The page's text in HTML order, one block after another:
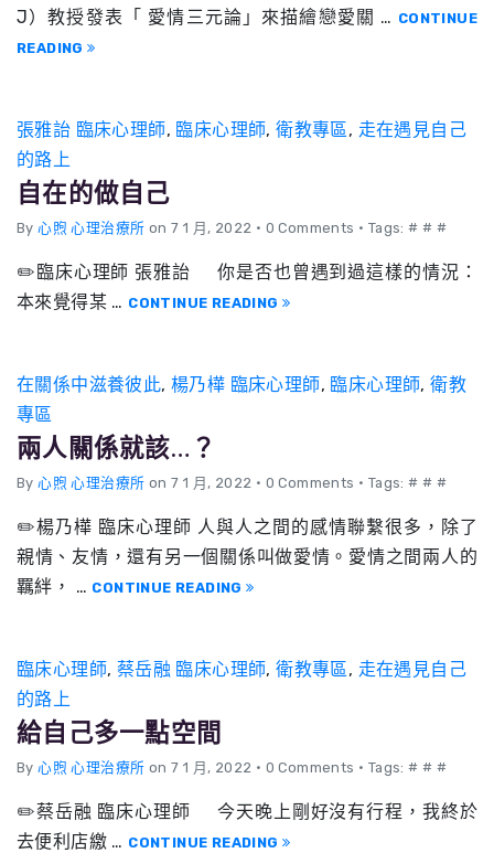
J）教授發表「 愛情三元論」來描繪戀愛關 … CONTINUE
READING
張雅詒 臨床心理師, 臨床心理師,衛教專區, 走在遇見自己
的路上
自在的做自己
By心煦 心理治療所 on 7 1 月, 2022 • 0 Comments • Tags: # # #
✏️臨床心理師 張雅詒 你是否也曾遇到過這樣的情況：
本來覺得某 … CONTINUE READING
在關係中滋養彼此,楊乃樺 臨床心理師, 臨床心理師,衛教
專區
兩人關係就該…？
By心煦 心理治療所 on 7 1 月, 2022 • 0 Comments • Tags: # # #
✏️楊乃樺 臨床心理師 人與人之間的感情聯繫很多，除了
親情、友情，還有另一個關係叫做愛情。愛情之間兩人的
羈絆， … CONTINUE READING
臨床心理師, 蔡岳融 臨床心理師,衛教專區, 走在遇見自己
的路上
給自己多一點空間
By心煦 心理治療所 on 7 1 月, 2022 • 0 Comments • Tags: # # #
✏️蔡岳融 臨床心理師 今天晚上剛好沒有行程，我終於
去便利店繳 … CONTINUE READING